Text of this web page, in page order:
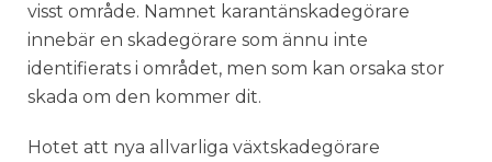
visst område. Namnet karantänskadegörare
innebär en skadegörare som ännu inte
identifierats i området, men som kan orsaka stor
skada om den kommer dit.
Hotet att nya allvarliga växtskadegörare